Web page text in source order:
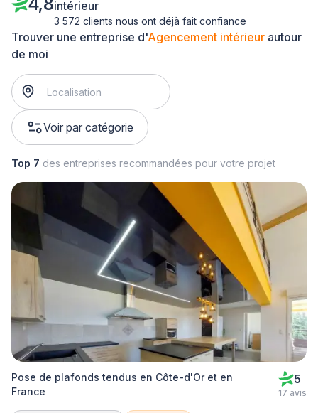
Trouver une entreprise d'Agencement intérieur autour
de moi
Voir par catégorie
intérieur
3 572 clients nous ont déjà fait confiance
Top 7 des entreprises recommandées pour votre projet
Pose de plafonds tendus en Côte-d'Or et en
France
5
17 avis